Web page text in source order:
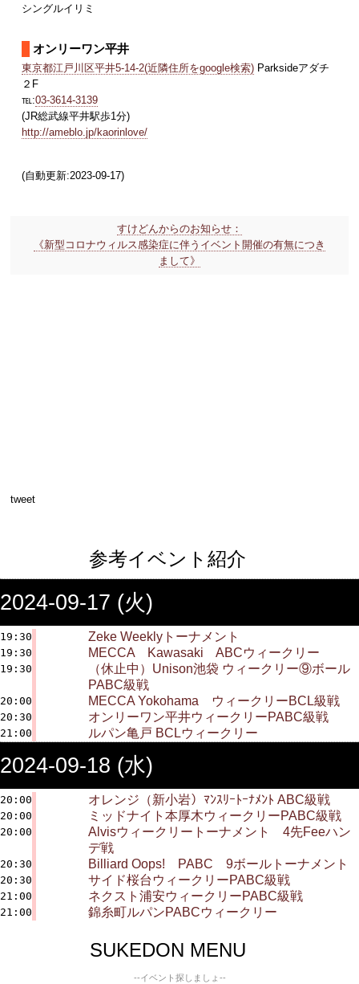
シングルイリミ
オンリーワン平井
東京都江戸川区平井5-14-2(近隣住所をgoogle検索)Parksideアダチ
２F
℡:03-3614-3139
(JR総武線平井駅歩1分)
http://ameblo.jp/kaorinlove/
(自動更新:2023-09-17)
すけどんからのお知らせ：
《新型コロナウィルス感染症に伴うイベント開催の有無につき
まして》
tweet
参考イベント紹介
2024-09-17 (火)
19:30 Zeke Weeklyトーナメント
19:30 MECCA Kawasaki ABCウィークリー
19:30
（休止中）Unison池袋 ウィークリー⑨ボール
PABC級戦
20:00 MECCA Yokohama ウィークリーBCL級戦
20:30 オンリーワン平井ウィークリーPABC級戦
21:00 ルパン亀戸 BCLウィークリー
2024-09-18 (水)
20:00 オレンジ（新小岩）ﾏﾝｽﾘｰﾄｰﾅﾒﾝﾄ ABC級戦
20:00 ミッドナイト本厚木ウィークリーPABC級戦
20:00
Alvisウィークリートーナメント 4先Feeハン
デ戦
20:30 Billiard Oops! PABC 9ボールトーナメント
20:30 サイド桜台ウィークリーPABC級戦
21:00 ネクスト浦安ウィークリーPABC級戦
21:00 錦糸町ルパンPABCウィークリー
SUKEDON MENU
--イベント探しましょ--